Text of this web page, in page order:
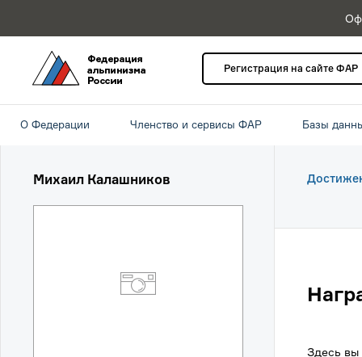
Регистрация на сайте ФАР
О Федерации Членство и сервисы ФАР Базы
Михаил Калашников
Здесь вы